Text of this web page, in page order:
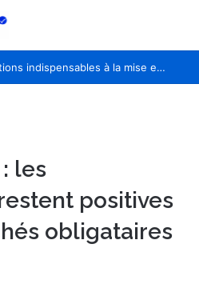
Rehlko définit les conditions indispensables à la mise en place d’une infrastructure électrique adaptée à l’IA, alors que les besoins énergétiques des centres de données évoluent
les
positives
obligataires